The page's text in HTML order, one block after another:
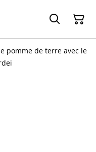
pomme de terre avec le